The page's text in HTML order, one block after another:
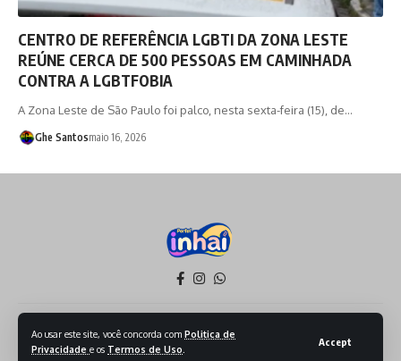
Ao usar este site, você concorda com Politica de
Privacidade e os Termos de Uso
Accept
CENTRO DE REFERÊNCIA LGBTI DA ZONA LESTE
REÚNE CERCA DE 500 PESSOAS EM CAMINHADA
CONTRA A LGBTFOBIA
A Zona Leste de São Paulo foi palco, nesta sexta-feira (15), de…
Ghe Santosmaio 16, 2026
Todos os Direitos reservados - 2026 - Produzido por Sept Mídia